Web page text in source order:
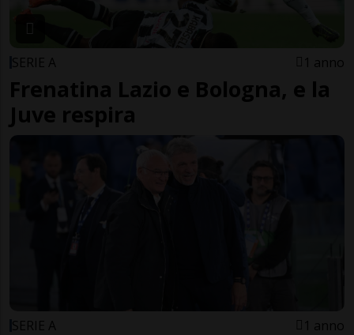
SERIE A 1 anno
Frenatina Lazio e Bologna, e la
Juve respira
SERIE A 1 anno